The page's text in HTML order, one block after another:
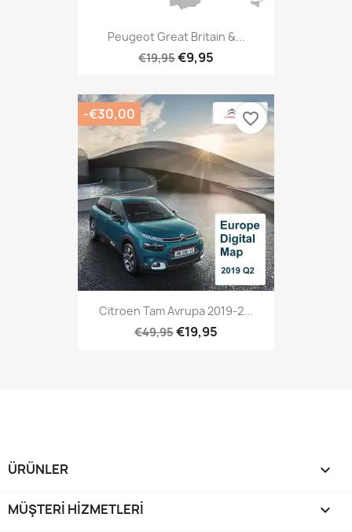
Peugeot Great Britain &...
€19,95€9,95
Citroen Tam Avrupa 2019-2...
€49,95€19,95
-€30,00 favorite_border
ÜRÜNLER 
MÜŞTERI HIZMETLERI 